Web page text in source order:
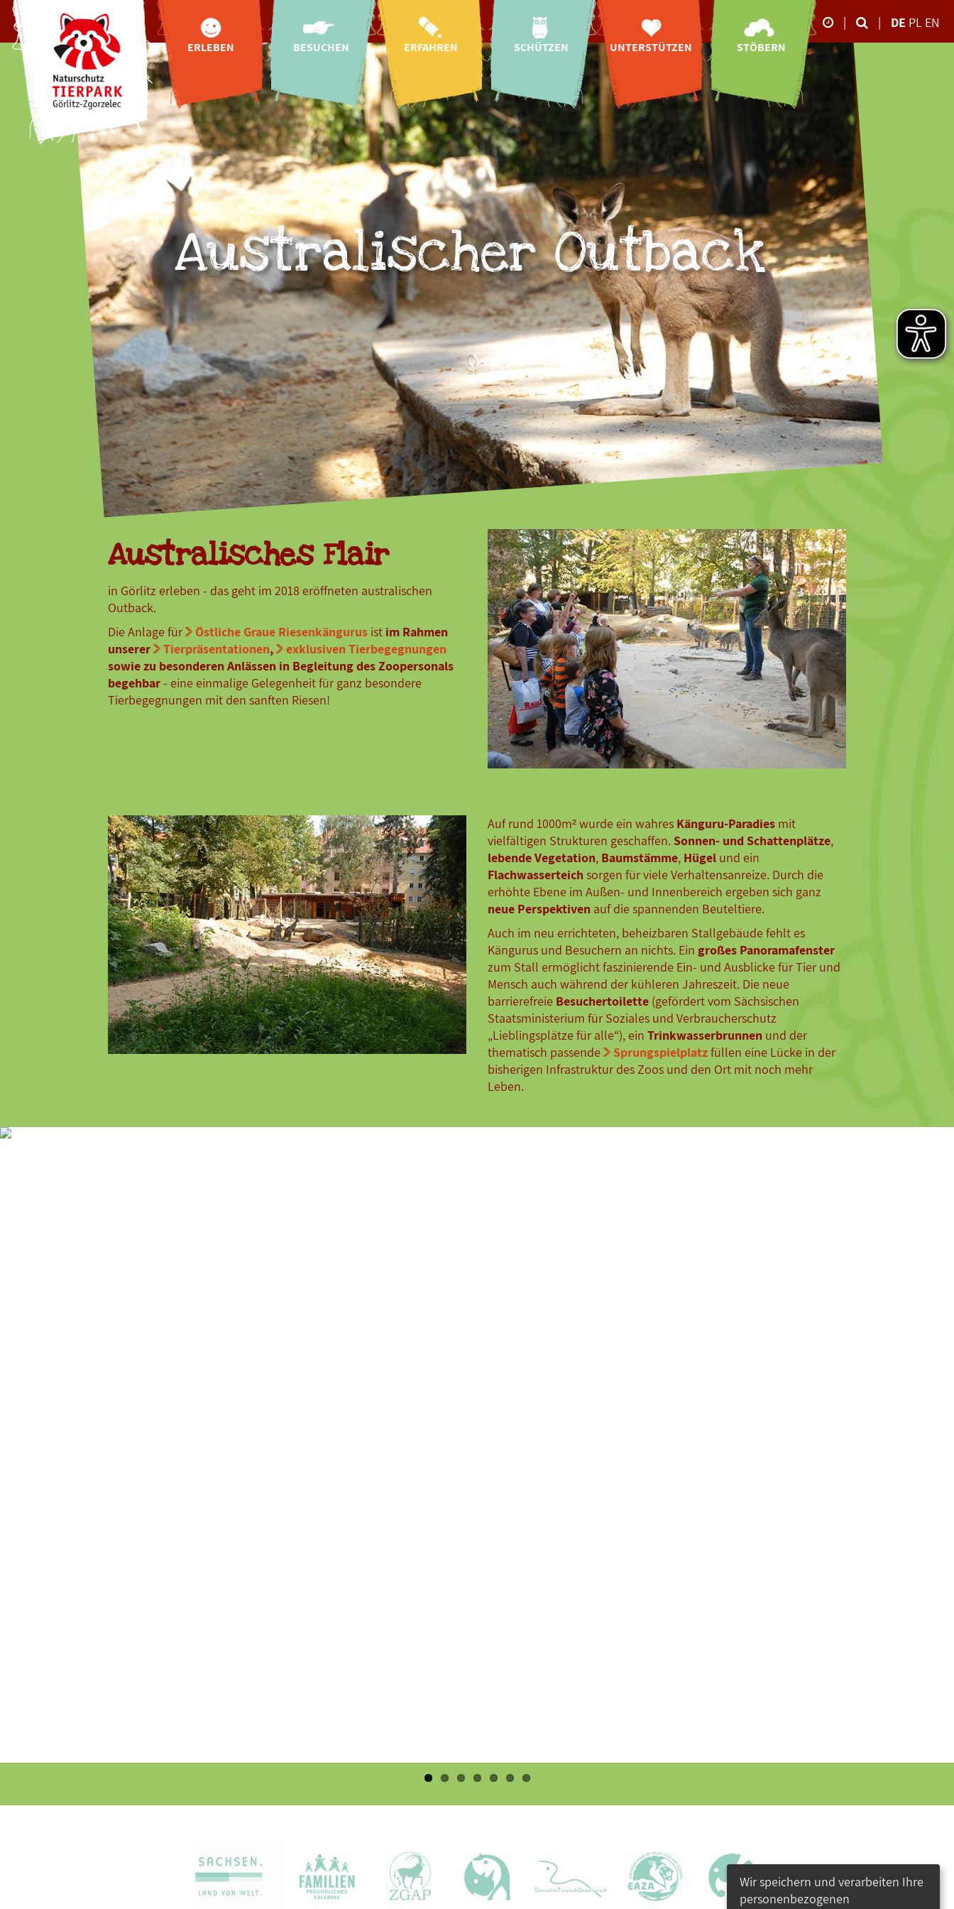
ERLEBEN
Tibetbären für
Görlitz
Tibetdorf
Oberlausitzer
Bauernhof
Highlights
Indoor-
Entdeckerwelt
"Wild Love Stories"
Natur-Schau-Spiel-
Plätze
exklusive
Tierbegegnungen
Feiern
Veranstaltungen
Ostern 2026
BESUCHEN
Öffnungszeiten
Zooplan
Preise
Online-Tickets
Hallo Baby!
Fütterungszeiten
Gastronomie
Urlaub im Zoo
Buchungsanfrage
ERFAHREN
Kindergärten &
Schulen
Bildung für
nachhaltige
Entwicklung
Mission &
Geschichte
Forschung
CICOlino
SCHÜTZEN
Wildtier-
Auffangstation
Regionale Projekte
Internationale
Projekte
Artenschutz-
Kampagnen
Insektengarten
Tierschutz
Artenschutz-
Spenden
UNTERSTÜTZEN
Anlage
Spenden
Patenschaften
Sponsoring
Charity-Shopping
Helfen ohne Geld
Ehrenamt
Freundeskreis
Erbschaften
Spendenbescheid
STÖBERN
Videos
Storchen-Tagebuch
Downloads
Newsletter-
Anmeldung
Unsere Öffnungszeiten
26.10.-02.11.2025
09:00-17:00 Uhr
März bis Oktober
09:00 - 18:00 Uhr
November bis Februar
09:00 - 16:00 Uhr
| | DE PL EN
Australischer Outback
Australisches Flair
in Görlitz erleben - das geht im 2018 eröffneten australischen
Outback.
Die Anlage für
Östliche Graue Riesenkängurus ist im Rahmen
unserer
Tierpräsentationen,
exklusiven Tierbegegnungen
sowie zu besonderen Anlässen in Begleitung des Zoopersonals
begehbar- eine einmalige Gelegenheit für ganz besondere
Tierbegegnungen mit den sanften Riesen!
Auf rund 1000m² wurde ein wahres Känguru-Paradies mit
vielfältigen Strukturen geschaffen. Sonnen- und Schattenplätze,
lebende Vegetation, Baumstämme, Hügel und ein
Flachwasserteich sorgen für viele Verhaltensanreize. Durch die
erhöhte Ebene im Außen- und Innenbereich ergeben sich ganz
neue Perspektiven auf die spannenden Beuteltiere.
Auch im neu errichteten, beheizbaren Stallgebäude fehlt es
Kängurus und Besuchern an nichts. Ein großes Panoramafenster
zum Stall ermöglicht faszinierende Ein- und Ausblicke für Tier und
Mensch auch während der kühleren Jahreszeit. Die neue
barrierefreie Besuchertoilette (gefördert vom Sächsischen
Staatsministerium für Soziales und Verbraucherschutz
„Lieblingsplätze für alle“), ein Trinkwasserbrunnen und der
thematisch passende
Sprungspielplatzfüllen eine Lücke in der
bisherigen Infrastruktur des Zoos und den Ort mit noch mehr
Leben.
Wir speichern und verarbeiten Ihre
personenbezogenen